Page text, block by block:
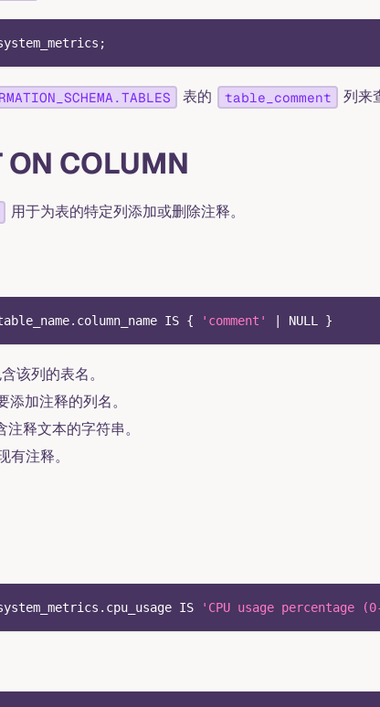
;
表的 table_comment 列来
COLUMN
用于为表的特定列添加或删除注释。
. column_name IS { 'comment' NULL }
该列的表名。
添加注释的列名。
注释文本的字符串。
有注释。
. cpu_usage IS 'CPU usage percentage